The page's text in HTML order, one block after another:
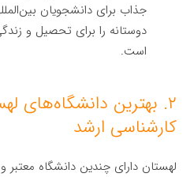
جذاب برای دانشجویان
دوستانه را برای تحصیل و
است.
۲. بهترین دانشگاه‌های
کارشناسی ارشد
لهستان دارای چندین دانشگاه